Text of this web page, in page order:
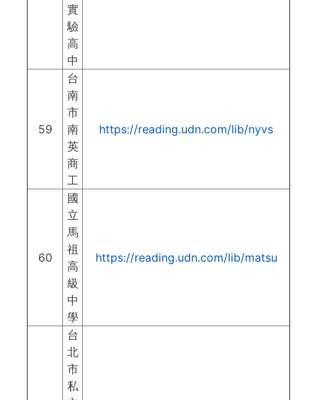
實
驗
高
中
59
台
南
市
南
英
商
工
https://reading.udn.com/lib/nyvs
60
國
立
馬
祖
高
級
中
學
https://reading.udn.com/lib/matsu
台
北
市
私